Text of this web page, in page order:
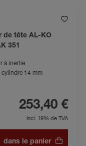
de tête AL-KO
351
à inertie
14 mm
253,40 €
incl. 19% de TVA
dans le panier